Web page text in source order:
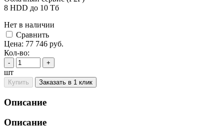
8 HDD до 10 Тб
Нет в наличии
Cравнить
Цена: 77 746 руб.
Кол-во:
- +
шт
Купить Заказать в 1 клик
Описание
Описание